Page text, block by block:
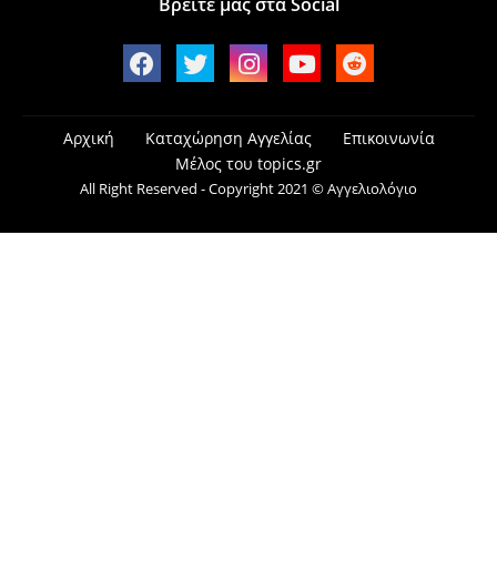
Αρχική Καταχώρηση Αγγελίας
Επικοινωνία
Μέλος του topics.gr
All Right Reserved - Copyright 2021 © Αγγελιολόγιο